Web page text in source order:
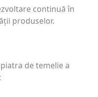
continuă în
produselor.
de temelie a